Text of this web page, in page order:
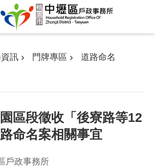
訊 門牌專區 道路命名
區段徵收「後寮路等12
命名案相關事宜
戶政事務所